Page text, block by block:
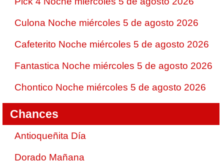
Culona Noche miércoles 5 de agosto 2026
Cafeterito Noche miércoles 5 de agosto 2026
Fantastica Noche miércoles 5 de agosto 2026
Chontico Noche miércoles 5 de agosto 2026
Chances
Antioqueñita Día
Dorado Mañana